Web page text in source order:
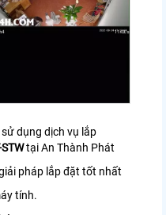
dụng dịch vụ lắp
tại An Thành Phát
pháp lắp đặt tốt nhất
tính.